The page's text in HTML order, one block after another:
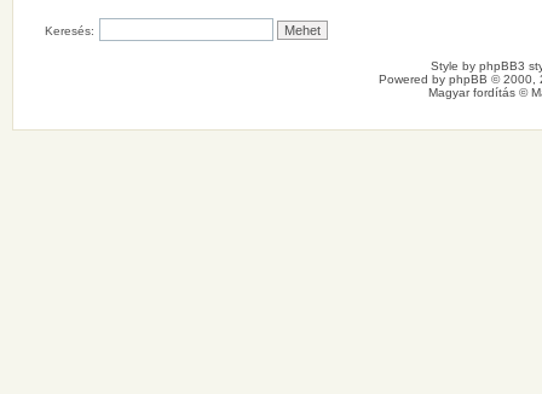
Keresés:
Style by phpBB3
Powered by phpBB © 2000,
Magyar fordítás ©